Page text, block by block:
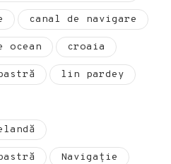
canal de navigare
ocean croaia
lin pardey
Navigație